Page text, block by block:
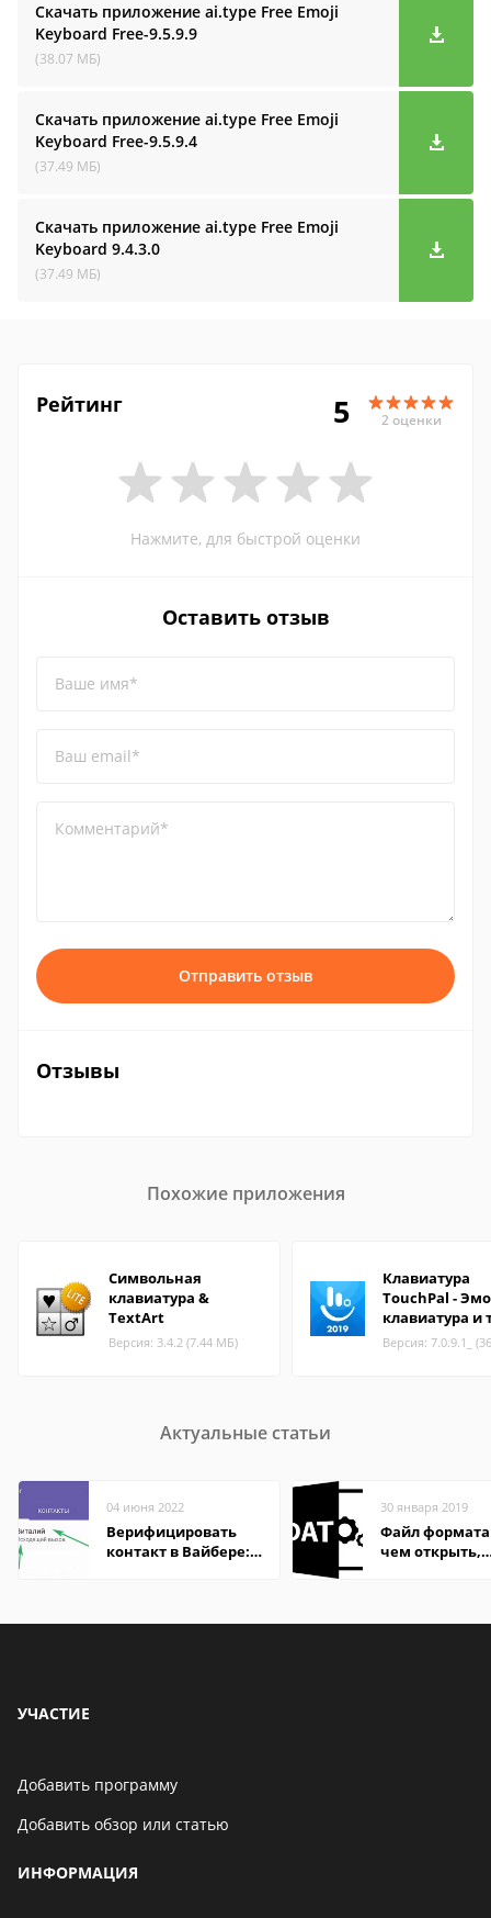
Скачать приложение ai.type Free Emoji
Keyboard Free-9.5.9.9
(38.07 МБ)
Скачать приложение ai.type Free Emoji
Keyboard Free-9.5.9.4
(37.49 МБ)
Скачать приложение ai.type Free Emoji
Keyboard 9.4.3.0
(37.49 МБ)
Рейтинг 5 2 оценки
Нажмите, для быстрой оценки
Оставить отзыв
Ваше имя*
Ваш email*
Комментарий*
Отправить отзыв
Отзывы
Похожие приложения
Символьная
клавиатура &
TextArt
Версия: 3.4.2 (7.44 МБ)
Клавиатура
TouchPal -
клавиатура и
Версия: 7.0.9.1_
Актуальные статьи
04 июня 2022
Верифицировать
контакт в Вайбере:
30 января 2019
Файл формата
чем открыть,
УЧАСТИЕ
Добавить программу
Добавить обзор или статью
ИНФОРМАЦИЯ